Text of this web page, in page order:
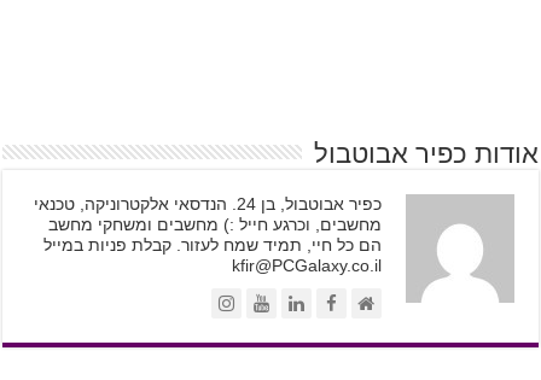
אודות כפיר אבוטבול
כפיר אבוטבול, בן 24. הנדסאי אלקטרוניקה, טכנאי
מחשבים, וכרגע חייל :) מחשבים ומשחקי מחשב
הם כל חיי, תמיד שמח לעזור. קבלת פניות במייל
kfir@PCGalaxy.co.il